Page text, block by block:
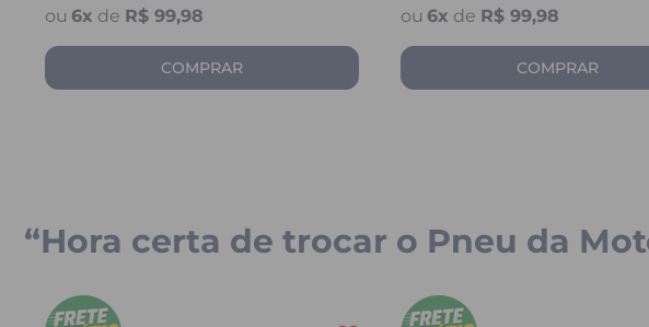
6x de R$ 99,98
COMPRAR
6x de R$ 99,98
COMPRAR
“Hora certa de trocar o Pneu da